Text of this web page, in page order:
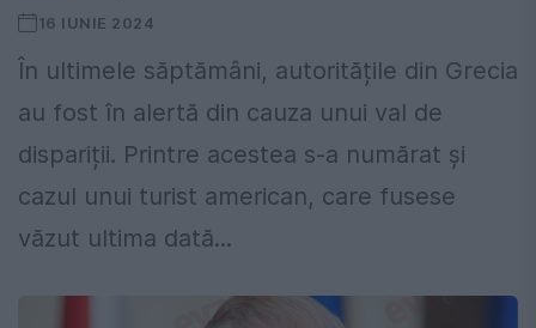
16 IUNIE 2024
În ultimele săptămâni, autoritățile din Grecia
au fost în alertă din cauza unui val de
dispariții. Printre acestea s-a numărat și
cazul unui turist american, care fusese
văzut ultima dată...